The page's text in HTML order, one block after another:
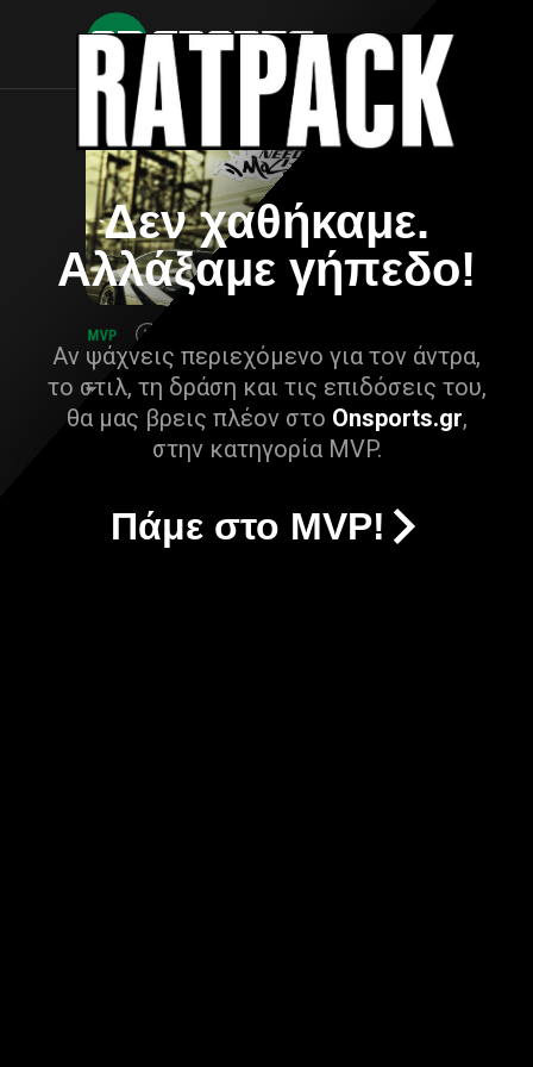
Δεν χαθήκαμε.
Αλλάξαμε γήπεδο!
Αν ψάχνεις περιεχόμενο για τον άντρα,
το στιλ, τη δράση και τις επιδόσεις του,
θα μας βρεις πλέον στο Onsports.gr,
στην κατηγορία MVP.
Πάμε στο MVP!